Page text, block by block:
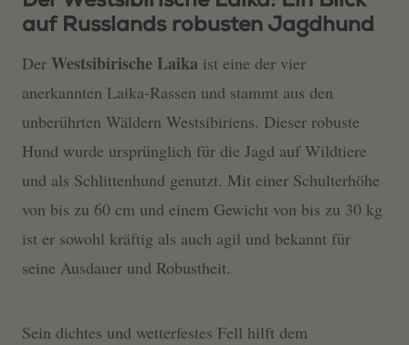
auf Russlands robusten Jagdhund
Der Westsibirische Laika ist eine der vier
anerkannten Laika-Rassen und stammt aus den
unberührten Wäldern Westsibiriens. Dieser robuste
Hund wurde ursprünglich für die Jagd auf Wildtiere
und als Schlittenhund genutzt. Mit einer Schulterhöhe
von bis zu 60 cm und einem Gewicht von bis zu 30 kg
ist er sowohl kräftig als auch agil und bekannt für
seine Ausdauer und Robustheit.
Sein dichtes und wetterfestes Fell hilft dem